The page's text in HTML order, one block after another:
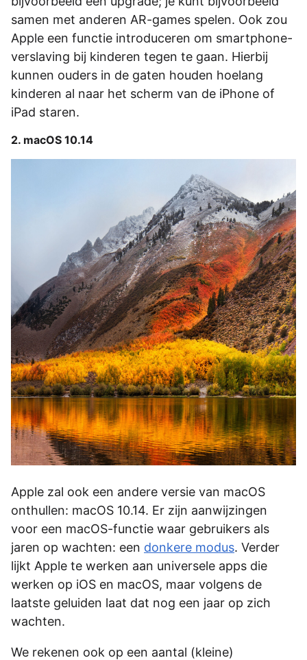
samen met anderen AR-games spelen. Ook zou
Apple een functie introduceren om smartphone-
verslaving bij kinderen tegen te gaan. Hierbij
kunnen ouders in de gaten houden hoelang
kinderen al naar het scherm van de iPhone of
iPad staren.
2. macOS 10.14
Apple zal ook een andere versie van macOS
onthullen: macOS 10.14. Er zijn aanwijzingen
voor een macOS-functie waar gebruikers als
jaren op wachten: een donkere modus. Verder
lijkt Apple te werken aan universele apps die
werken op iOS en macOS, maar volgens de
laatste geluiden laat dat nog een jaar op zich
wachten.
We rekenen ook op een aantal (kleine)